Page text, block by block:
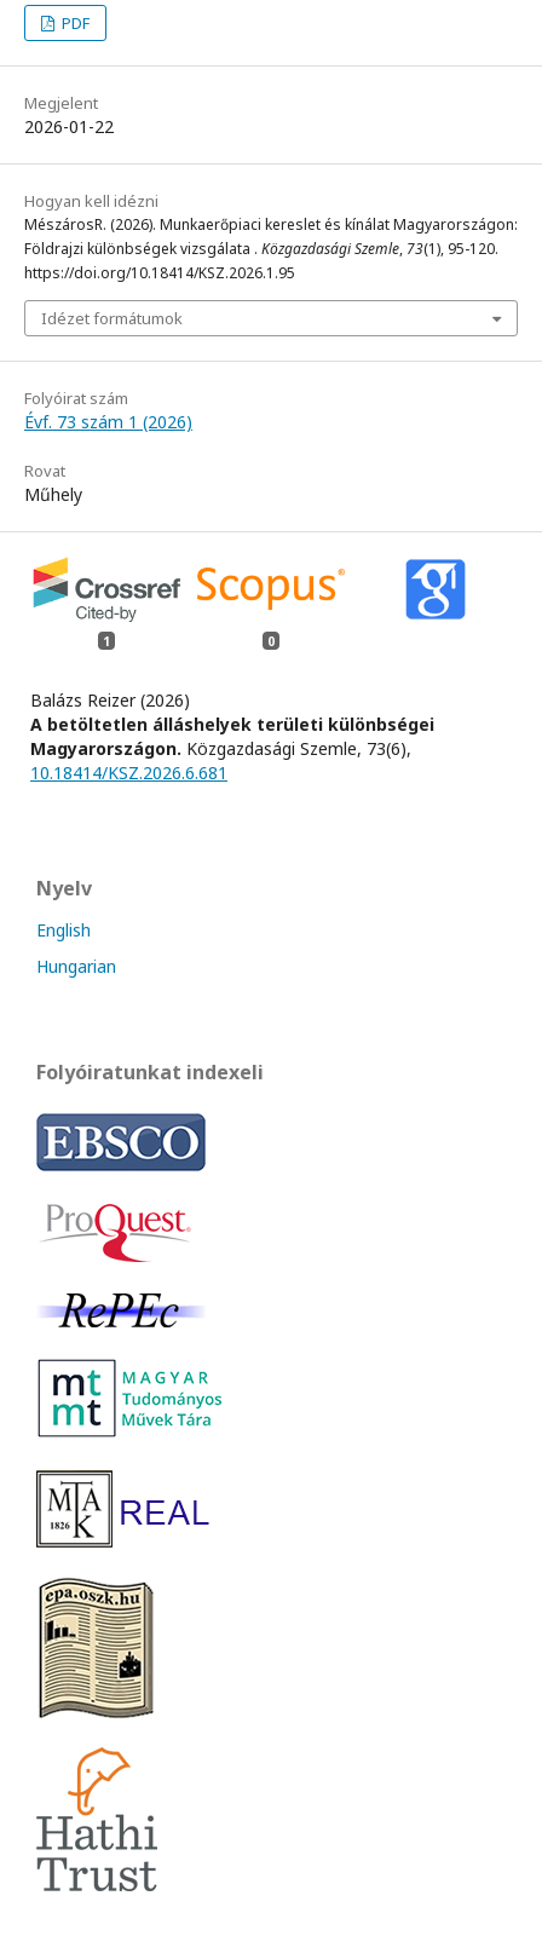
PDF
Megjelent
2026-01-22
Hogyan kell idézni
MészárosR. (2026). Munkaerőpiaci kereslet és kínálat Magyarországon:
Földrajzi különbségek vizsgálata . Közgazdasági Szemle, 73(1), 95-120.
https://doi.org/10.18414/KSZ.2026.1.95
Idézet formátumok
Folyóirat szám
Évf. 73 szám 1 (2026)
Rovat
Műhely
1 0
Balázs Reizer (2026)
A betöltetlen álláshelyek területi különbségei
Magyarországon. Közgazdasági Szemle, 73(6),
10.18414/KSZ.2026.6.681
Nyelv
English
Hungarian
Folyóiratunkat indexeli